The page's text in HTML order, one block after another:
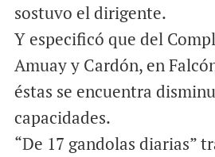
sostuvo el dirigente.
Y especificó que del
Amuay y Cardón, en
éstas se encuentra
capacidades.
“De 17 gandolas diarias”